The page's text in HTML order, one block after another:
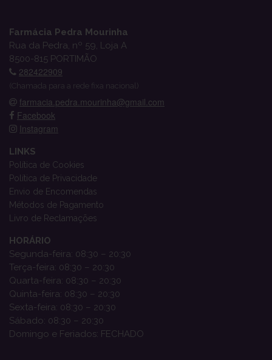
Farmácia Pedra Mourinha
Rua da Pedra, nº 59, Loja A
8500-815 PORTIMÃO
282422909
(Chamada para a rede fixa nacional)
farmacia.pedra.mourinha@gmail.com
Facebook
Instagram
LINKS
Política de Cookies
Política de Privacidade
Envio de Encomendas
Métodos de Pagamento
Livro de Reclamações
HORÁRIO
Segunda-feira: 08:30 – 20:30
Terça-feira: 08:30 – 20:30
Quarta-feira: 08:30 – 20:30
Quinta-feira: 08:30 – 20:30
Sexta-feira: 08:30 – 20:30
Sábado: 08:30 – 20:30
Domingo e Feriados: FECHADO